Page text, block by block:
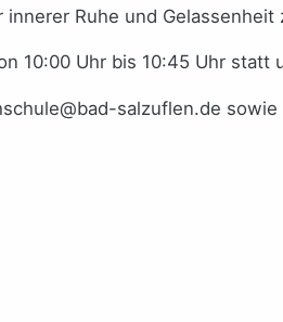
Ruhe und Gelassenheit
10:00 Uhr bis 10:45 Uhr
salzuflen.de